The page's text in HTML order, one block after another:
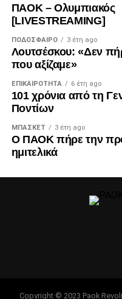
ΠΑΟΚ – Ολυμπιακός
[LIVESTREAMING]
ΠΟΔΌΣΦΑΙΡΟ 3 έτη ago
Λουτσέσκου: «Δεν
που αξίζαμε»
ΕΠΙΚΑΙΡΌΤΗΤΑ 6 έτη ago
101 χρόνια από τη
Ποντίων
ΜΠΆΣΚΕΤ 3 έτη ago
Ο ΠΑΟΚ πήρε την
ημιτελικά
Copyright © 2023 Paok